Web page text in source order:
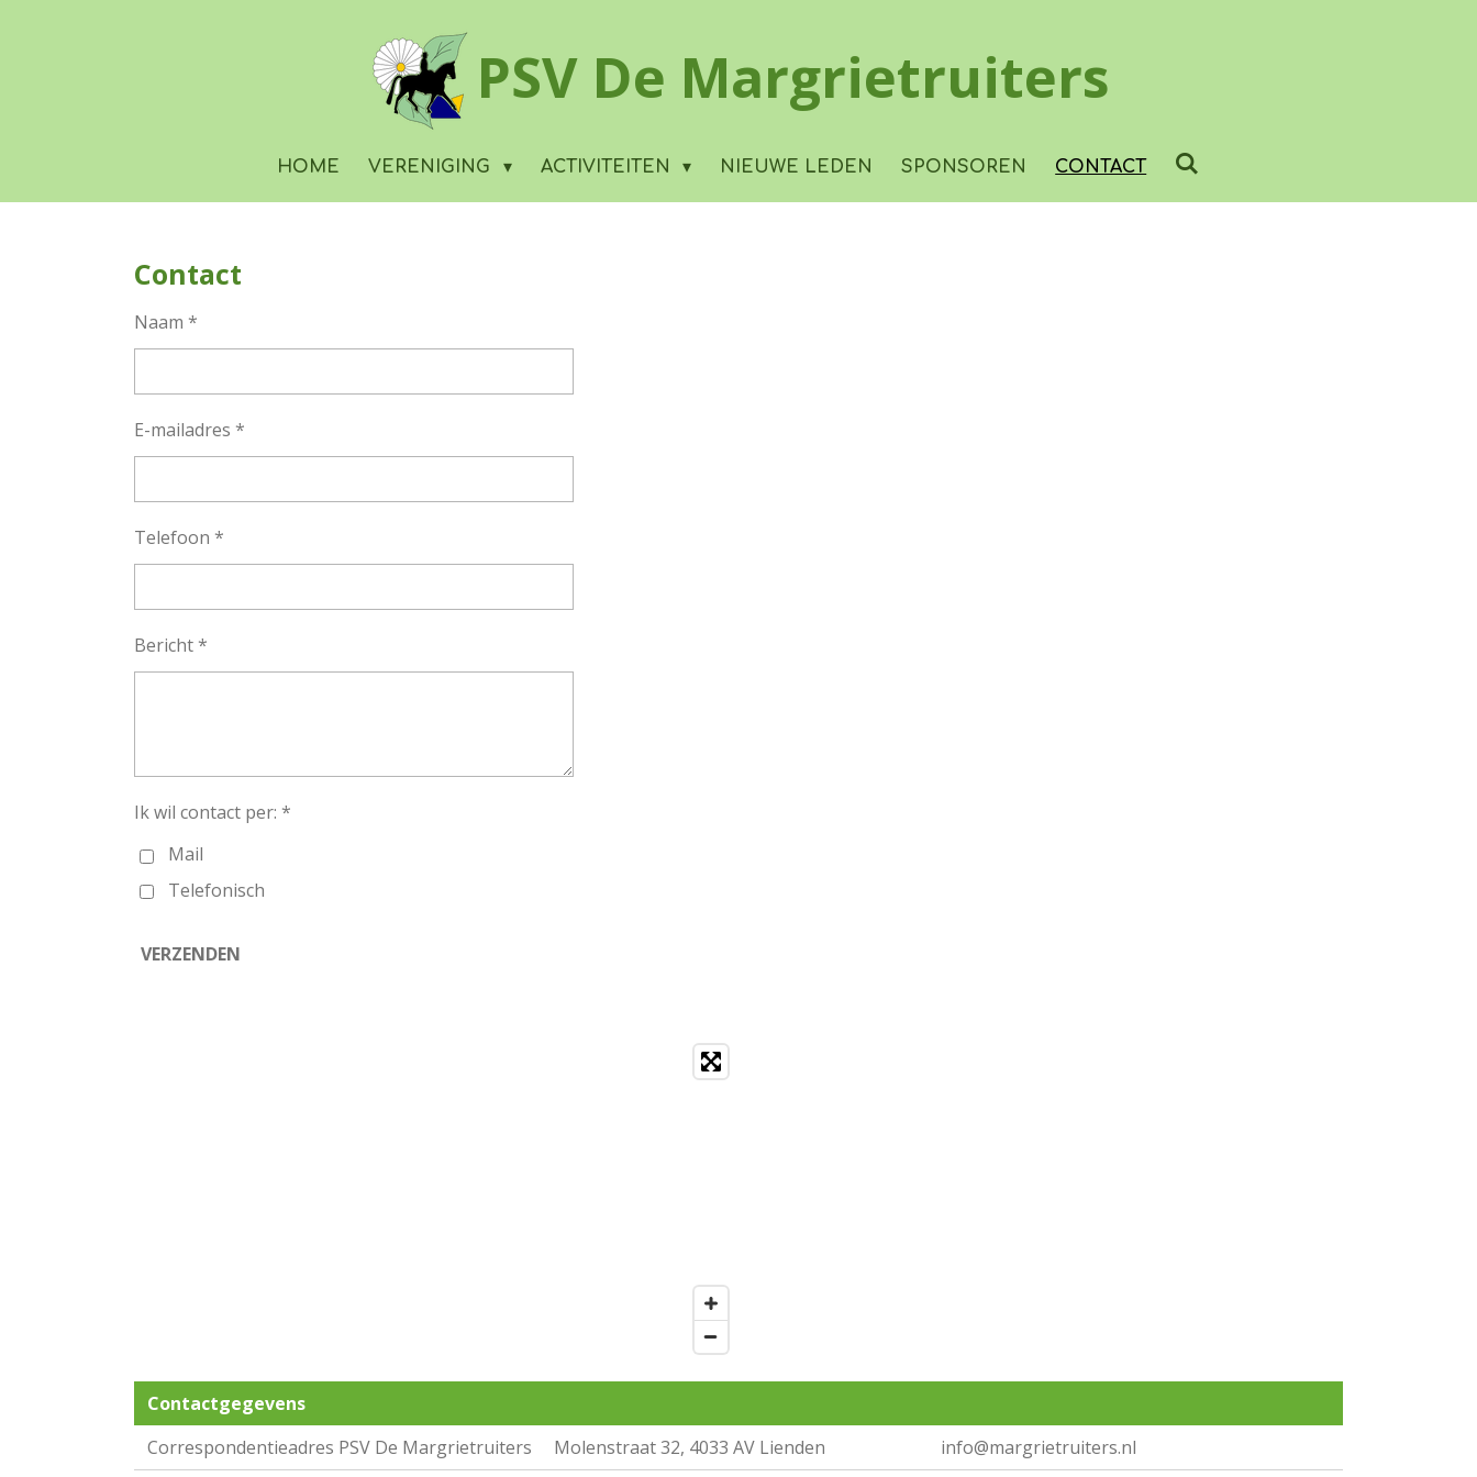
PSV De Margrietruiters
HOME VERENIGING ACTIVITEITEN NIEUWE LEDEN SPONSOREN CONTACT
Contact
Naam *
E-mailadres *
Telefoon *
Bericht *
Ik wil contact per: *
Mail
Telefonisch
VERZENDEN
Contactgegevens
Correspondentieadres PSV De Margrietruiters
Molenstraat 32, 4033 AV Lienden info@margrietruiters.nl